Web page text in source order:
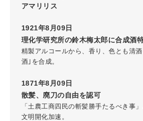
アマリリス
1921年8月09日
理化学研究所の鈴木梅太郎に合成酒
精製アルコールから、香り、色とも清
酒｣を合成。
1871年8月09日
散髪、廃刀の自由を認可
「土農工商四民の斬髪勝手たるべき事
文明開化加速。